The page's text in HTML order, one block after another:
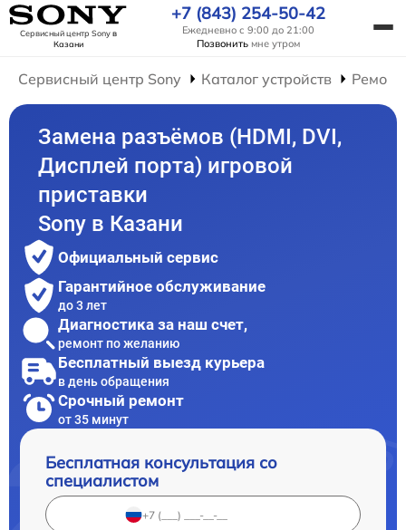
Сервисный центр Sonyв
Казани
+7 (843) 254-50-42
Ежедневно с 9:00 до 21:00
Позвонить мне утром
Сервисный центр Sony Каталог устройств
Замена разъёмов (HDMI, DVI,
Дисплей порта) игровой
приставки
Sony в Казани
Официальный сервис
Гарантийное обслуживание
до 3 лет
Диагностика за наш счет,
ремонт по желанию
Бесплатный выезд курьера
в день обращения
Срочный ремонт
от 35 минут
Бесплатная консультация со
специалистом